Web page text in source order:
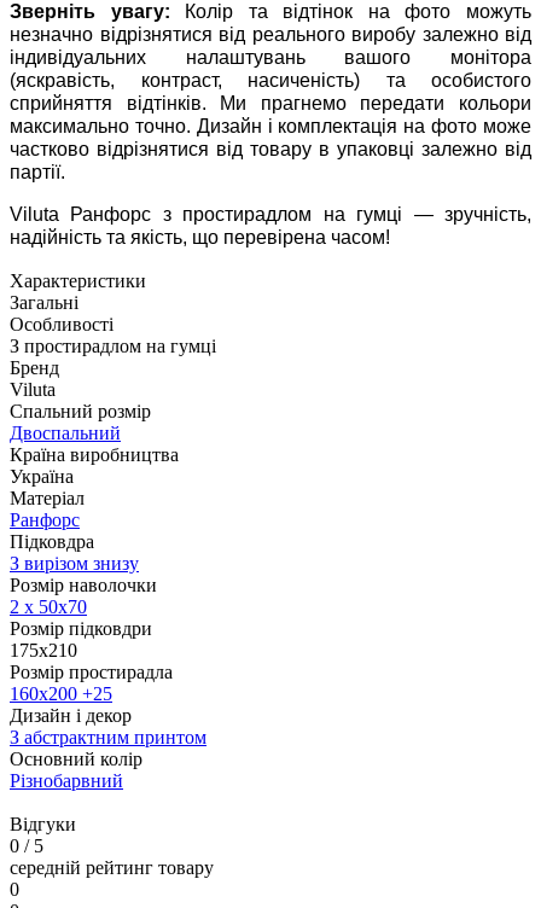
Зверніть увагу: Колір та відтінок на фото можуть
незначно відрізнятися від реального виробу залежно від
індивідуальних налаштувань вашого монітора
(яскравість, контраст, насиченість) та особистого
сприйняття відтінків. Ми прагнемо передати кольори
максимально точно. Дизайн і комплектація на фото може
частково відрізнятися від товару в упаковці залежно від
партії.
Viluta Ранфорс з простирадлом на гумці — зручність,
надійність та якість, що перевірена часом!
Характеристики
Загальні
Особливості
З простирадлом на гумці
Бренд
Viluta
Спальний розмір
Двоспальний
Країна виробництва
Україна
Матеріал
Ранфорс
Підковдра
З вирізом знизу
Розмір наволочки
2 х 50х70
Розмір підковдри
175x210
Розмір простирадла
160х200 +25
Дизайн і декор
З абстрактним принтом
Основний колір
Різнобарвний
Відгуки
0 / 5
середній рейтинг товару
0